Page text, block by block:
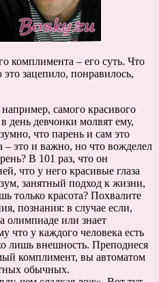
комплимента – его суть. Что
это зацепило, понравилось,
самого красивого
день девчонки молвят ему,
что парень и сам это
– это и важно, но что вожделел
В 101 раз, что он
что у него красивые глаза
занятный подход к жизни,
только красота? Похвалите
познания: в случае если,
олимпиаде или знает
что у каждого человека есть
лишь внешность. Преподнеся
комплимент, вы автоматом
обычных.